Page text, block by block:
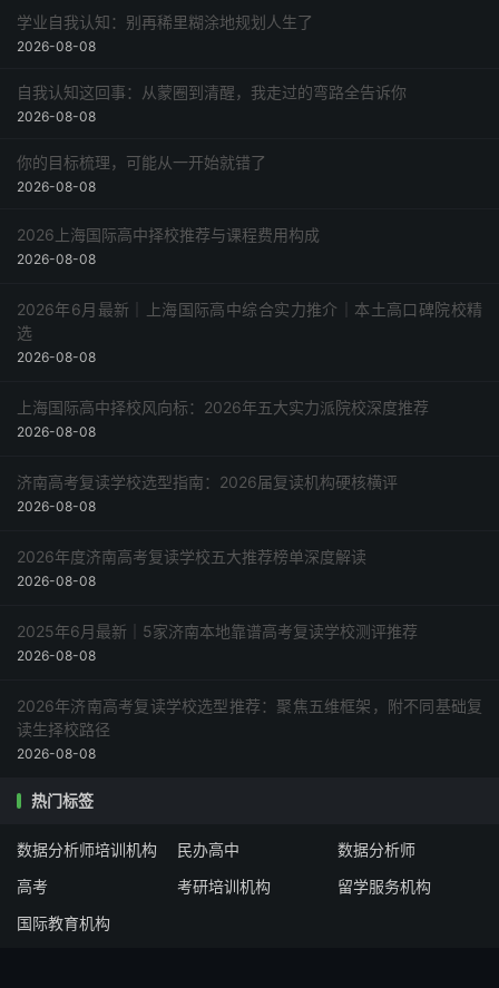
学业自我认知：别再稀里糊涂地规划人生了
2026-08-08
自我认知这回事：从蒙圈到清醒，我走过的弯路全告诉你
2026-08-08
你的目标梳理，可能从一开始就错了
2026-08-08
2026上海国际高中择校推荐与课程费用构成
2026-08-08
2026年6月最新｜上海国际高中综合实力推介｜本土高口碑院校精
选
2026-08-08
上海国际高中择校风向标：2026年五大实力派院校深度推荐
2026-08-08
济南高考复读学校选型指南：2026届复读机构硬核横评
2026-08-08
2026年度济南高考复读学校五大推荐榜单深度解读
2026-08-08
2025年6月最新｜5家济南本地靠谱高考复读学校测评推荐
2026-08-08
2026年济南高考复读学校选型推荐：聚焦五维框架，附不同基础复
读生择校路径
2026-08-08
热门标签
数据分析师培训机构 民办高中
数据分析师
高考
考研培训机构
留学服务机构
国际教育机构